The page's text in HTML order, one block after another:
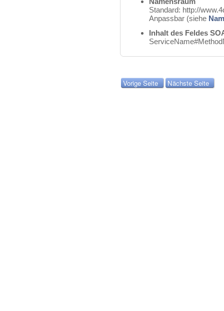
Standard: http://
Anpassbar (siehe
Inhalt des Feldes
Vorige Seite Nächste Seite